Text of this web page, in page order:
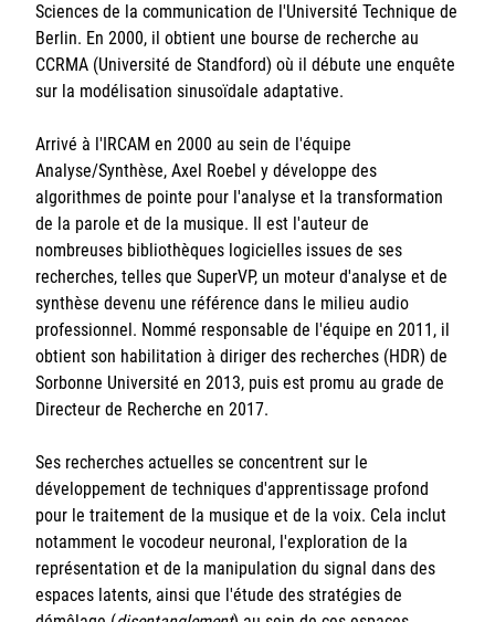
Sciences de la communication de l'Université Technique de
Berlin. En 2000, il obtient une bourse de recherche au
CCRMA (Université de Standford) où il débute une enquête
sur la modélisation sinusoïdale adaptative.
Arrivé à l'IRCAM en 2000 au sein de l'équipe
Analyse/Synthèse, Axel Roebel y développe des
algorithmes de pointe pour l'analyse et la transformation
de la parole et de la musique. Il est l'auteur de
nombreuses bibliothèques logicielles issues de ses
recherches, telles que SuperVP, un moteur d'analyse et de
synthèse devenu une référence dans le milieu audio
professionnel. Nommé responsable de l'équipe en 2011, il
obtient son habilitation à diriger des recherches (HDR) de
Sorbonne Université en 2013, puis est promu au grade de
Directeur de Recherche en 2017.
Ses recherches actuelles se concentrent sur le
développement de techniques d'apprentissage profond
pour le traitement de la musique et de la voix. Cela inclut
notamment le vocodeur neuronal, l'exploration de la
représentation et de la manipulation du signal dans des
espaces latents, ainsi que l'étude des stratégies de